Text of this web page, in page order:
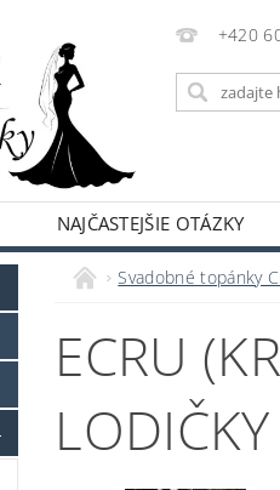
+420
NAJČASTEJŠIE OTÁZKY
Svadobné topánky
ECRU
LODIČKY